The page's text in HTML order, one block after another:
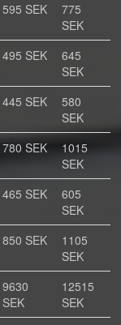
595 SEK
775
SEK
495 SEK
645
SEK
445 SEK
580
SEK
780 SEK
1015
SEK
465 SEK
605
SEK
850 SEK
1105
SEK
9630
SEK
12515
SEK